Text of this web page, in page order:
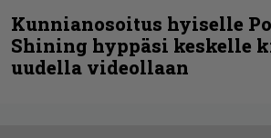
Kunnianosoitus hyiselle
Shining hyppäsi keskelle
uudella videollaan